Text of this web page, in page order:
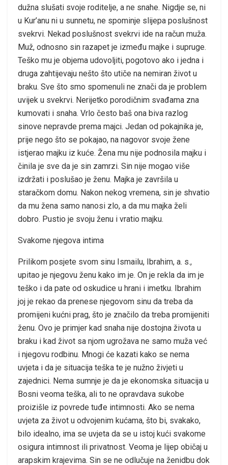
dužna slušati svoje roditelje, a ne snahe. Nigdje se, ni
u Kur’anu ni u sunnetu, ne spominje slijepa poslušnost
svekrvi. Nekad poslušnost svekrvi ide na račun muža.
Muž, odnosno sin razapet je između majke i supruge.
Teško mu je objema udovoljiti, pogotovo ako i jedna i
druga zahtijevaju nešto što utiče na nemiran život u
braku. Sve što smo spomenuli ne znači da je problem
uvijek u svekrvi. Nerijetko porodičnim svađama zna
kumovati i snaha. Vrlo često baš ona biva razlog
sinove nepravde prema majci. Jedan od pokajnika je,
prije nego što se pokajao, na nagovor svoje žene
istjerao majku iz kuće. Žena mu nije podnosila majku i
činila je sve da je sin zamrzi. Sin nije mogao više
izdržati i poslušao je ženu. Majka je završila u
staračkom domu. Nakon nekog vremena, sin je shvatio
da mu žena samo nanosi zlo, a da mu majka želi
dobro. Pustio je svoju ženu i vratio majku.
Svakome njegova intima
Prilikom posjete svom sinu Ismailu, Ibrahim, a. s.,
upitao je njegovu ženu kako im je. On je rekla da im je
teško i da pate od oskudice u hrani i imetku. Ibrahim
joj je rekao da prenese njegovom sinu da treba da
promijeni kućni prag, što je značilo da treba promijeniti
ženu. Ovo je primjer kad snaha nije dostojna života u
braku i kad život sa njom ugrožava ne samo muža već
i njegovu rodbinu. Mnogi će kazati kako se nema
uvjeta i da je situacija teška te je nužno živjeti u
zajednici. Nema sumnje je da je ekonomska situacija u
Bosni veoma teška, ali to ne opravdava sukobe
proizišle iz povrede tuđe intimnosti. Ako se nema
uvjeta za život u odvojenim kućama, što bi, svakako,
bilo idealno, ima se uvjeta da se u istoj kući svakome
osigura intimnost ili privatnost. Veoma je lijep običaj u
arapskim krajevima. Sin se ne odlučuje na ženidbu dok